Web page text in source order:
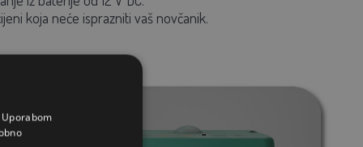
koja neće isprazniti vaš novčanik.